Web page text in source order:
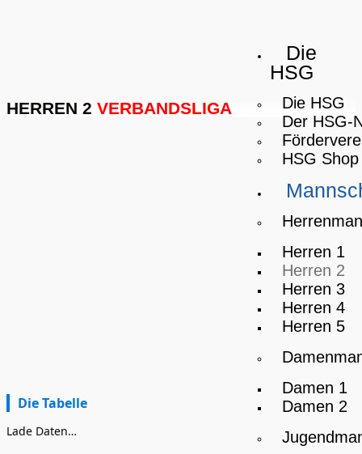
Die
HSG
Die HSG
Der HSG-
HSG Shop
Herren 1
Herren 2
Herren 3
Herren 4
Herren 5
Damen 1
Damen 2
HERREN 2 VERBANDSLIGA
Die Tabelle
Lade Daten…